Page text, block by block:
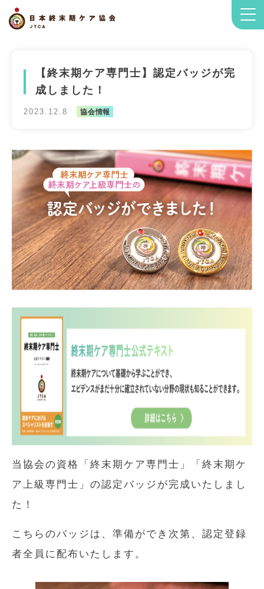
【終末期ケア専門士】認定バッジが完
成しました！
2023.12.8 協会情報
当協会の資格「終末期ケア専門士」「終末期ケ
ア上級専門士」の認定バッジが完成いたしまし
た！
こちらのバッジは、準備ができ次第、認定登録
者全員に配布いたします。